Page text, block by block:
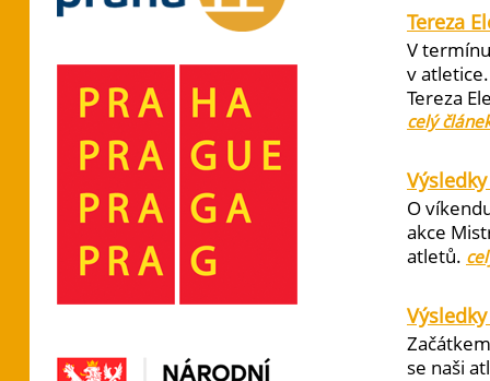
Tereza
V
v
Tereza
celý
O
akce
atletů.
se naši